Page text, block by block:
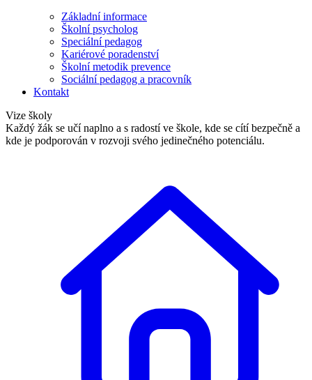
Základní informace
Školní psycholog
Speciální pedagog
Kariérové poradenství
Školní metodik prevence
Sociální pedagog a pracovník
Kontakt
Vize školy
Každý žák se učí naplno a s radostí ve škole, kde se cítí bezpečně a
kde je podporován v rozvoji svého jedinečného potenciálu.